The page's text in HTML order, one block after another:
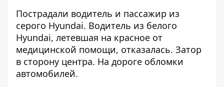
Пострадали водитель и пассажир из
серого Hyundai. Водитель из белого
Hyundai, летевшая на красное от
медицинской помощи, отказалась. Затор
в сторону центра. На дороге обломки
автомобилей.